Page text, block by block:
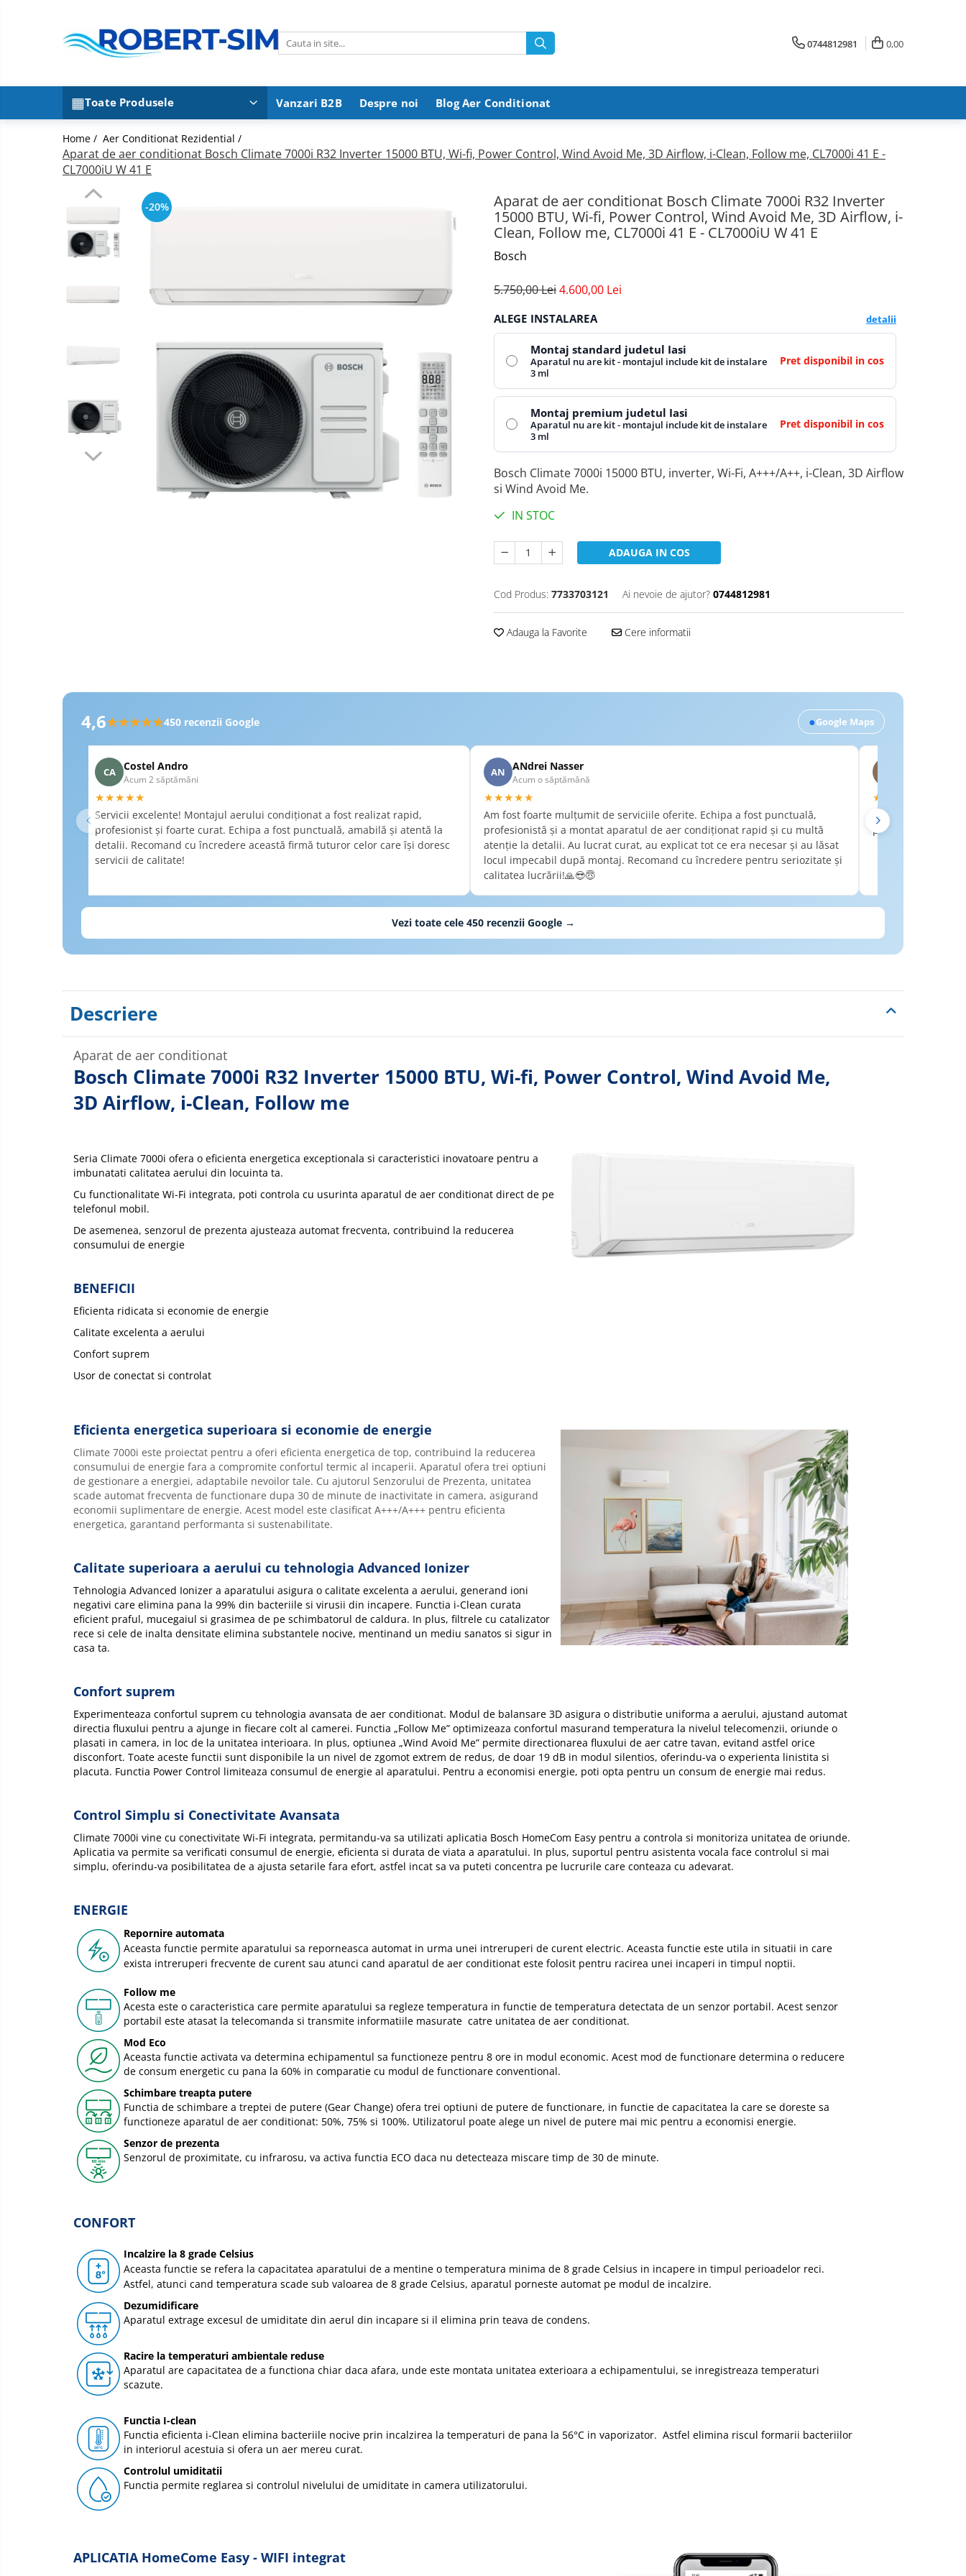
Toate Produsele
Pachete aer condiționat cu montaj
Aer conditionat 12000BTU
Aer conditionat 15000BTU
Aer conditionat 18000BTU
Aer conditionat 24000BTU
Sisteme Fotovoltaice
0744812981 0,00
Toate Produsele Vanzari B2B Despre noi Blog Aer Conditionat
Home / Aer Conditionat Rezidential /
Aparat de aer conditionat Bosch Climate 7000i R32 Inverter 15000 BTU, Wi-fi, Power Control, Wind Avoid Me, 3D Airflow, i-Clean, Follow me, CL7000i 41 E -
CL7000iU W 41 E
Aparat de aer conditionat Bosch Climate 7000i R32 Inverter
15000 BTU, Wi-fi, Power Control, Wind Avoid Me, 3D Airflow, i-
Clean, Follow me, CL7000i 41 E - CL7000iU W 41 E
Bosch
-20%
5.750,00 Lei4.600,00 Lei
ALEGE INSTALAREA detalii
Montaj standard judetul Iasi
Aparatul nu are kit - montajul include kit de instalare
3 ml
Pret disponibil in cos
Montaj premium judetul Iasi
Aparatul nu are kit - montajul include kit de instalare
3 ml
Pret disponibil in cos
Bosch Climate 7000i 15000 BTU, inverter, Wi-Fi, A+++/A++, i-Clean, 3D Airflow
si Wind Avoid Me.
IN STOC
ADAUGA IN COS
Cod Produs: 7733703121 Ai nevoie de ajutor? 0744812981
Adauga la Favorite Cere informatii
Recenzii Google RobertSim
4,6★★★★★450 recenzii Google ●Google Maps
CA Costel Andro
Acum 2 săptămâni
★★★★★
Servicii excelente! Montajul aerului condiționat a fost realizat rapid,
profesionist și foarte curat. Echipa a fost punctuală, amabilă și atentă la
detalii. Recomand cu încredere această firmă tuturor celor care își doresc
servicii de calitate!
AN ANdrei Nasser
Acum o săptămână
★★★★★
Am fost foarte mulțumit de serviciile oferite. Echipa a fost punctuală,
profesionistă și a montat aparatul de aer condiționat rapid și cu multă
atenție la detalii. Au lucrat curat, au explicat tot ce era necesar și au lăsat
locul impecabil după montaj. Recomand cu încredere pentru seriozitate și
calitatea lucrării!🙏😎😇
★★★★★
Felicitări echipei
până la montaj!
Vezi toate cele 450recenzii Google →
Descriere
Aparat de aer conditionat
Bosch Climate 7000i R32 Inverter 15000 BTU, Wi-fi, Power Control, Wind Avoid Me,
3D Airflow, i-Clean, Follow me
Seria Climate 7000i ofera o eficienta energetica exceptionala si caracteristici inovatoare pentru a
imbunatati calitatea aerului din locuinta ta.
Cu functionalitate Wi-Fi integrata, poti controla cu usurinta aparatul de aer conditionat direct de pe
telefonul mobil.
De asemenea, senzorul de prezenta ajusteaza automat frecventa, contribuind la reducerea
consumului de energie
BENEFICII
Eficienta ridicata si economie de energie
Calitate excelenta a aerului
Confort suprem
Usor de conectat si controlat
Eficienta energetica superioara si economie de energie
Climate 7000i este proiectat pentru a oferi eficienta energetica de top, contribuind la reducerea
consumului de energie fara a compromite confortul termic al incaperii. Aparatul ofera trei optiuni
de gestionare a energiei, adaptabile nevoilor tale. Cu ajutorul Senzorului de Prezenta, unitatea
scade automat frecventa de functionare dupa 30 de minute de inactivitate in camera, asigurand
economii suplimentare de energie. Acest model este clasificat A+++/A+++ pentru eficienta
energetica, garantand performanta si sustenabilitate.
Calitate superioara a aerului cu tehnologia Advanced Ionizer
Tehnologia Advanced Ionizer a aparatului asigura o calitate excelenta a aerului, generand ioni
negativi care elimina pana la 99% din bacteriile si virusii din incapere. Functia i-Clean curata
eficient praful, mucegaiul si grasimea de pe schimbatorul de caldura. In plus, filtrele cu catalizator
rece si cele de inalta densitate elimina substantele nocive, mentinand un mediu sanatos si sigur in
casa ta.
Confort suprem
Experimenteaza confortul suprem cu tehnologia avansata de aer conditionat. Modul de balansare 3D asigura o distributie uniforma a aerului, ajustand automat
directia fluxului pentru a ajunge in fiecare colt al camerei. Functia „Follow Me” optimizeaza confortul masurand temperatura la nivelul telecomenzii, oriunde o
plasati in camera, in loc de la unitatea interioara. In plus, optiunea „Wind Avoid Me” permite directionarea fluxului de aer catre tavan, evitand astfel orice
disconfort. Toate aceste functii sunt disponibile la un nivel de zgomot extrem de redus, de doar 19 dB in modul silentios, oferindu-va o experienta linistita si
placuta. Functia Power Control limiteaza consumul de energie al aparatului. Pentru a economisi energie, poti opta pentru un consum de energie mai redus.
Control Simplu si Conectivitate Avansata
Climate 7000i vine cu conectivitate Wi-Fi integrata, permitandu-va sa utilizati aplicatia Bosch HomeCom Easy pentru a controla si monitoriza unitatea de oriunde.
Aplicatia va permite sa verificati consumul de energie, eficienta si durata de viata a aparatului. In plus, suportul pentru asistenta vocala face controlul si mai
simplu, oferindu-va posibilitatea de a ajusta setarile fara efort, astfel incat sa va puteti concentra pe lucrurile care conteaza cu adevarat.
ENERGIE
Repornire automata
Aceasta functie permite aparatului sa reporneasca automat in urma unei intreruperi de curent electric. Aceasta functie este utila in situatii in care
exista intreruperi frecvente de curent sau atunci cand aparatul de aer conditionat este folosit pentru racirea unei incaperi in timpul noptii.
Follow me
Acesta este o caracteristica care permite aparatului sa regleze temperatura in functie de temperatura detectata de un senzor portabil. Acest senzor
portabil este atasat la telecomanda si transmite informatiile masurate catre unitatea de aer conditionat.
Mod Eco
Aceasta functie activata va determina echipamentul sa functioneze pentru 8 ore in modul economic. Acest mod de functionare determina o reducere
de consum energetic cu pana la 60% in comparatie cu modul de functionare conventional.
Schimbare treapta putere
Functia de schimbare a treptei de putere (Gear Change) ofera trei optiuni de putere de functionare, in functie de capacitatea la care se doreste sa
functioneze aparatul de aer conditionat: 50%, 75% si 100%. Utilizatorul poate alege un nivel de putere mai mic pentru a economisi energie.
Senzor de prezenta
Senzorul de proximitate, cu infrarosu, va activa functia ECO daca nu detecteaza miscare timp de 30 de minute.
CONFORT
Incalzire la 8 grade Celsius
Aceasta functie se refera la capacitatea aparatului de a mentine o temperatura minima de 8 grade Celsius in incapere in timpul perioadelor reci.
Astfel, atunci cand temperatura scade sub valoarea de 8 grade Celsius, aparatul porneste automat pe modul de incalzire.
Dezumidificare
Aparatul extrage excesul de umiditate din aerul din incapare si il elimina prin teava de condens.
Racire la temperaturi ambientale reduse
Aparatul are capacitatea de a functiona chiar daca afara, unde este montata unitatea exterioara a echipamentului, se inregistreaza temperaturi
scazute.
Functia I-clean
Functia eficienta i-Clean elimina bacteriile nocive prin incalzirea la temperaturi de pana la 56°C in vaporizator. Astfel elimina riscul formarii bacteriilor
in interiorul acestuia si ofera un aer mereu curat.
Controlul umiditatii
Functia permite reglarea si controlul nivelului de umiditate in camera utilizatorului.
APLICATIA HomeCome Easy - WIFI integrat